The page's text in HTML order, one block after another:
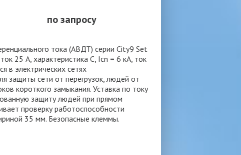
по запросу
тока (АВДТ) серии City9 Set
25 А, характеристика С, Icn = 6 кА, ток
в электрических сетях
защиты сети от перегрузок, людей от
короткого замыкания. Уставка по току
защиту людей при прямом
проверку работоспособности
35 мм. Безопасные клеммы.